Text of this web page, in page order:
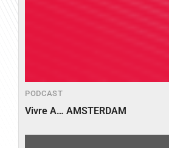
PODCAST
Vivre A… AMSTERDAM